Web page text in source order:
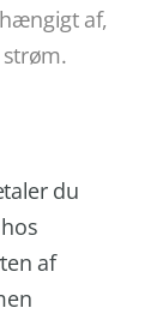
af,
du
af